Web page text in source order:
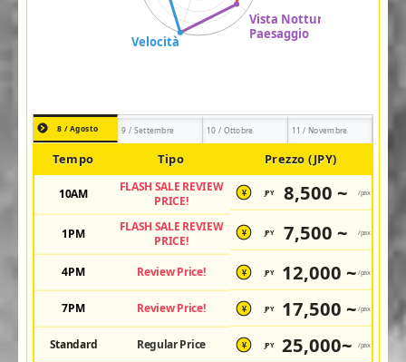
8 / Agosto 9 / Settembre 10 / Ottobre 11 / Novembre
Tempo Tipo Prezzo (JPY)
10AM
FLASH SALE REVIEW
PRICE!
¥ JPY 8,500 ~ /pax
1PM
FLASH SALE REVIEW
PRICE!
¥ JPY 7,500 ~ /pax
4PM Review Price! ¥ JPY 12,000 ~ /pax
7PM Review Price! ¥ JPY 17,500 ~ /pax
Standard Regular Price ¥ JPY 25,000~ /pax